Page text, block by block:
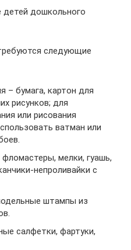
детей дошкольного
следующие
– бумага, картон для
рисунков; для
или рисования
ватман или
мелки, гуашь,
непроливайки с
штампы из
салфетки, фартуки,